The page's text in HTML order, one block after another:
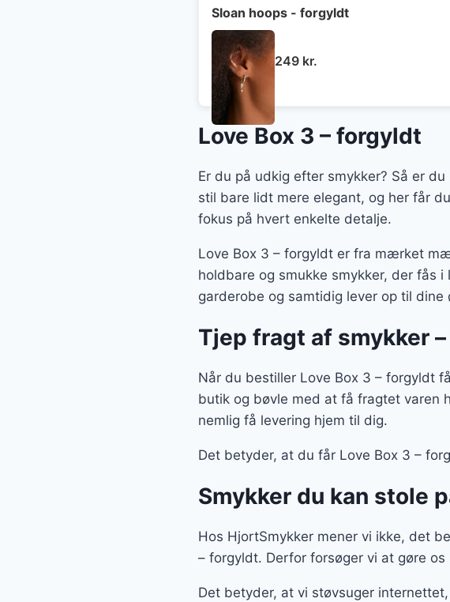
Sloan hoops - forgyldt
249 kr.
Love Box 3 – forgyldt
Er du på udkig efter smykker? Så er
stil bare lidt mere elegant, og her får
fokus på hvert enkelte detalje.
Love Box 3 – forgyldt er fra mærket
holdbare og smukke smykker, der fås
garderobe og samtidig lever op til dine
Tjep fragt af smykker
Når du bestiller Love Box 3 – forgyldt
butik og bøvle med at få fragtet varen
nemlig få levering hjem til dig.
Det betyder, at du får Love Box 3 –
Smykker du kan stole
Hos HjortSmykker mener vi ikke, det
– forgyldt. Derfor forsøger vi at gøre
Det betyder, at vi støvsuger